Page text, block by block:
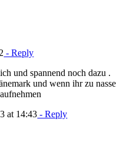
- Reply
und spannend noch dazu .
und wenn ihr zu nasse
at 14:43 - Reply